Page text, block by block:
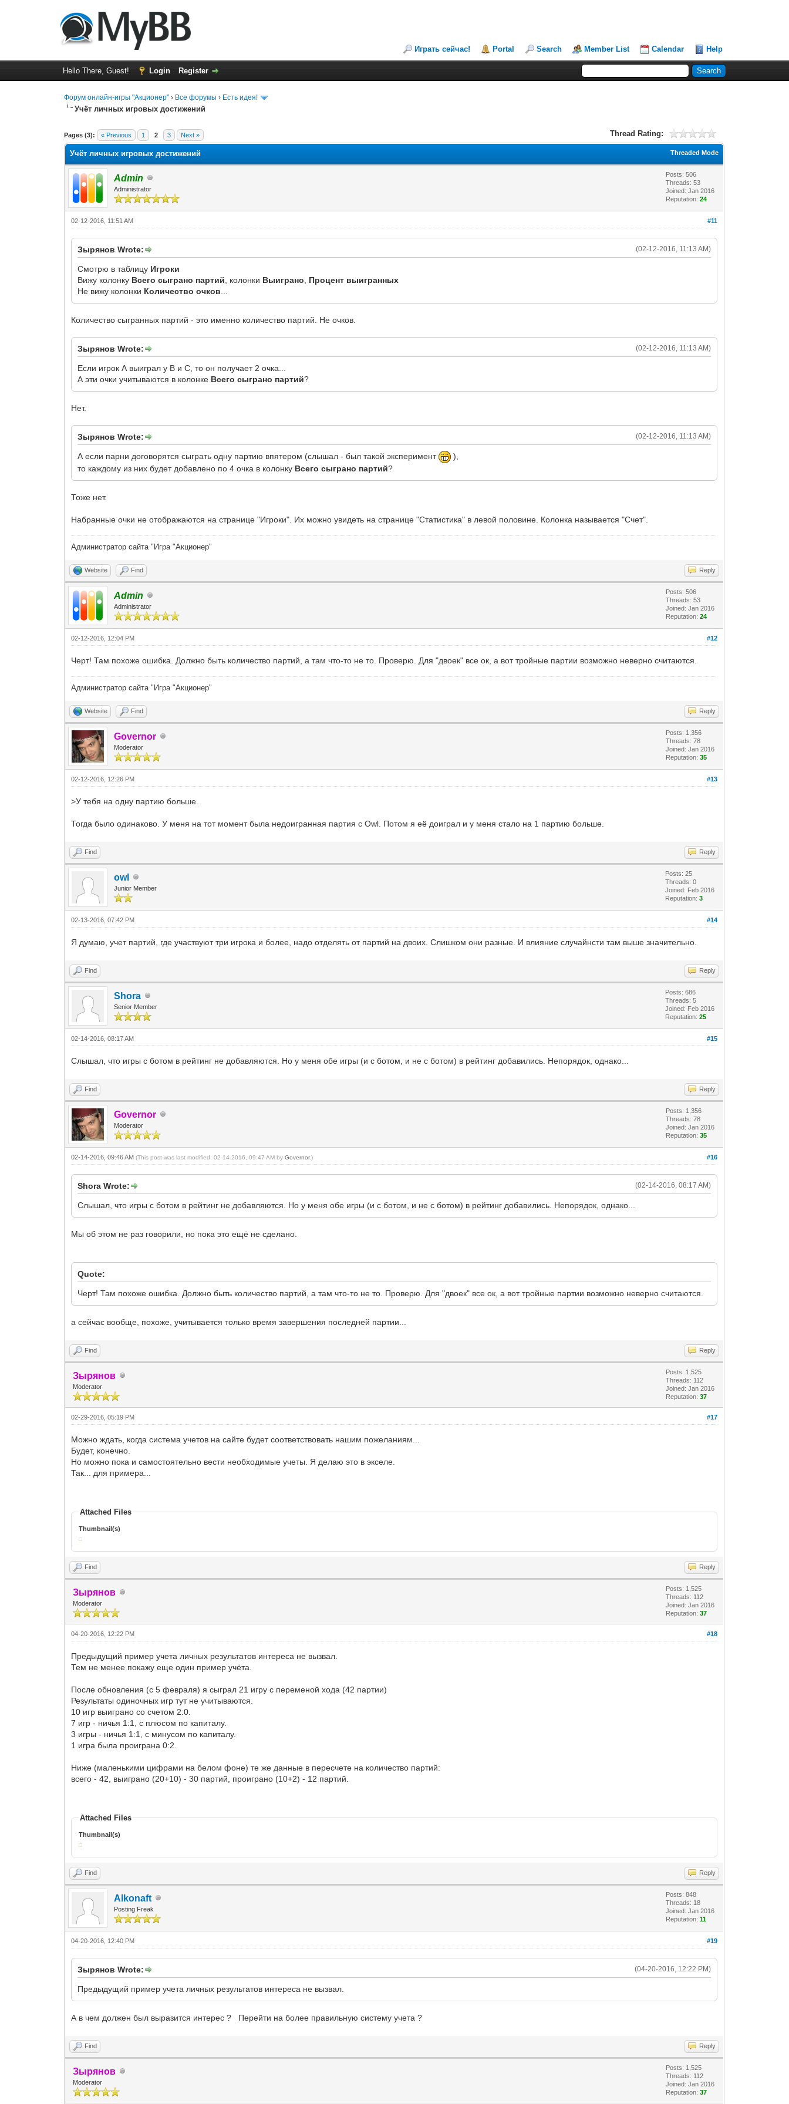
Играть сейчас! Portal Search Member List Calendar Help
Hello There, Guest! Login Register
Форум онлайн-игры "Акционер" › Все форумы › Есть идея!
Учёт личных игровых достижений
Pages (3): « Previous 1 2 3 Next » Thread Rating:
0 Vote(s) - 0 Average
1
2
3
4
5
Threaded Mode
Учёт личных игровых достижений
Admin
Administrator
Posts: 506
Threads: 53
Joined: Jan 2016
Reputation:24
#11
02-12-2016, 11:51 AM
(02-12-2016, 11:13 AM)
Зырянов Wrote:
Смотрю в таблицу Игроки
Вижу колонку Всего сыграно партий , колонки Выиграно
Процент выигранных
Не вижу колонки Количество очков
Количество сыгранных партий - это именно количество партий. Не очков.
(02-12-2016, 11:13 AM)
Зырянов Wrote:
Если игрок А выиграл у В и С, то он получает 2 очка...
А эти очки учитываются в колонке Всего сыграно партий?
Нет.
(02-12-2016, 11:13 AM)
Зырянов Wrote:
А если парни договорятся сыграть одну партию впятером (слышал - был такой эксперимент
),
то каждому из них будет добавлено по 4 очка в колонку Всего сыграно партий?
Тоже нет.
Набранные очки не отображаются на странице "Игроки". Их можно увидеть на странице "Статистика" в левой половине. Колонка называется "Счет".
Администратор сайта "Игра "Акционер"
Website Find Reply
Admin
Administrator
Posts: 506
Threads: 53
Joined: Jan 2016
Reputation:24
#12
02-12-2016, 12:04 PM
Черт! Там похоже ошибка. Должно быть количество партий, а там что-то не то. Проверю. Для "двоек" все ок, а вот тройные партии возможно неверно считаются.
Администратор сайта "Игра "Акционер"
Website Find Reply
Governor
Moderator
Posts: 1,356
Threads: 78
Joined: Jan 2016
Reputation:35
#13
02-12-2016, 12:26 PM
>У тебя на одну партию больше.
Тогда было одинаково. У меня на тот момент была недоигранная партия с Owl. Потом я её доиграл и у меня стало на 1 партию больше.
Find Reply
owl
Junior Member
Posts: 25
Threads: 0
Joined: Feb 2016
Reputation:3
#14
02-13-2016, 07:42 PM
Я думаю, учет партий, где участвуют три игрока и более, надо отделять от партий на двоих. Слишком они разные. И влияние случайнсти там выше значительно.
Find Reply
Shora
Senior Member
Posts: 686
Threads: 5
Joined: Feb 2016
Reputation:25
#15
02-14-2016, 08:17 AM
Слышал, что игры с ботом в рейтинг не добавляются. Но у меня обе игры (и с ботом, и не с ботом) в рейтинг добавились. Непорядок, однако...
Find Reply
Governor
Moderator
Posts: 1,356
Threads: 78
Joined: Jan 2016
Reputation:35
#16
02-14-2016, 09:46 AM(This post was last modified: 02-14-2016, 09:47 AM byGovernor.)
(02-14-2016, 08:17 AM)
Shora Wrote:
Слышал, что игры с ботом в рейтинг не добавляются. Но у меня обе игры (и с ботом, и не с ботом) в рейтинг добавились. Непорядок, однако...
Мы об этом не раз говорили, но пока это ещё не сделано.
Quote:
Черт! Там похоже ошибка. Должно быть количество партий, а там что-то не то. Проверю. Для "двоек" все ок, а вот тройные партии возможно неверно считаются.
а сейчас вообще, похоже, учитывается только время завершения последней партии...
Find Reply
Зырянов
Moderator
Posts: 1,525
Threads: 112
Joined: Jan 2016
Reputation:37
#17
02-29-2016, 05:19 PM
Можно ждать, когда система учетов на сайте будет соответствовать нашим пожеланиям...
Будет, конечно.
Но можно пока и самостоятельно вести необходимые учеты. Я делаю это в экселе.
Так... для примера...
Attached Files
Thumbnail(s)
Find Reply
Зырянов
Moderator
Posts: 1,525
Threads: 112
Joined: Jan 2016
Reputation:37
#18
04-20-2016, 12:22 PM
Предыдущий пример учета личных результатов интереса не вызвал.
Тем не менее покажу еще один пример учёта.
После обновления (с 5 февраля) я сыграл 21 игру с переменой хода (42 партии)
Результаты одиночных игр тут не учитываются.
10 игр выиграно со счетом 2:0.
7 игр - ничья 1:1, с плюсом по капиталу.
3 игры - ничья 1:1, с минусом по капиталу.
1 игра была проиграна 0:2.
Ниже (маленькими цифрами на белом фоне) те же данные в пересчете на количество партий:
всего - 42, выиграно (20+10) - 30 партий, проиграно (10+2) - 12 партий.
Attached Files
Thumbnail(s)
Find Reply
Alkonaft
Posting Freak
Posts: 848
Threads: 18
Joined: Jan 2016
Reputation:11
#19
04-20-2016, 12:40 PM
(04-20-2016, 12:22 PM)
Зырянов Wrote:
Предыдущий пример учета личных результатов интереса не вызвал.
А в чем должен был выразится интерес ? Перейти на более правильную систему учета ?
Find Reply
Зырянов
Moderator
Posts: 1,525
Threads: 112
Joined: Jan 2016
Reputation:37